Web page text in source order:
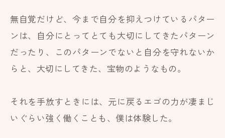
無自覚だけど、今まで自分を抑えつけているパター
ンは、自分にとってとても大切にしてきたパターン
だったり、このパターンでないと自分を守れないか
らと、大切にしてきた、宝物のようなもの。
それを手放すときには、元に戻るエゴの力が凄まじ
いぐらい強く働くことも、僕は体験した。